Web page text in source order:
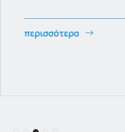
περισσότερα